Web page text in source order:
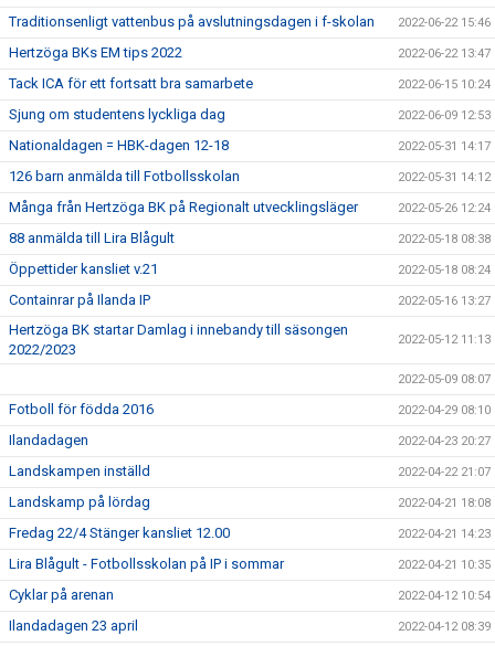
Traditionsenligt vattenbus på avslutningsdagen i f-skolan 2022-06-22 15:46
Hertzöga BKs EM tips 2022 2022-06-22 13:47
Tack ICA för ett fortsatt bra samarbete 2022-06-15 10:24
Sjung om studentens lyckliga dag 2022-06-09 12:53
Nationaldagen = HBK-dagen 12-18 2022-05-31 14:17
126 barn anmälda till Fotbollsskolan 2022-05-31 14:12
Många från Hertzöga BK på Regionalt utvecklingsläger 2022-05-26 12:24
88 anmälda till Lira Blågult 2022-05-18 08:38
Öppettider kansliet v.21 2022-05-18 08:24
Containrar på Ilanda IP 2022-05-16 13:27
Hertzöga BK startar Damlag i innebandy till säsongen
2022/2023
2022-05-12 11:13
2022-05-09 08:07
Fotboll för födda 2016 2022-04-29 08:10
Ilandadagen 2022-04-23 20:27
Landskampen inställd 2022-04-22 21:07
Landskamp på lördag 2022-04-21 18:08
Fredag 22/4 Stänger kansliet 12.00 2022-04-21 14:23
Lira Blågult - Fotbollsskolan på IP i sommar 2022-04-21 10:35
Cyklar på arenan 2022-04-12 10:54
Ilandadagen 23 april 2022-04-12 08:39